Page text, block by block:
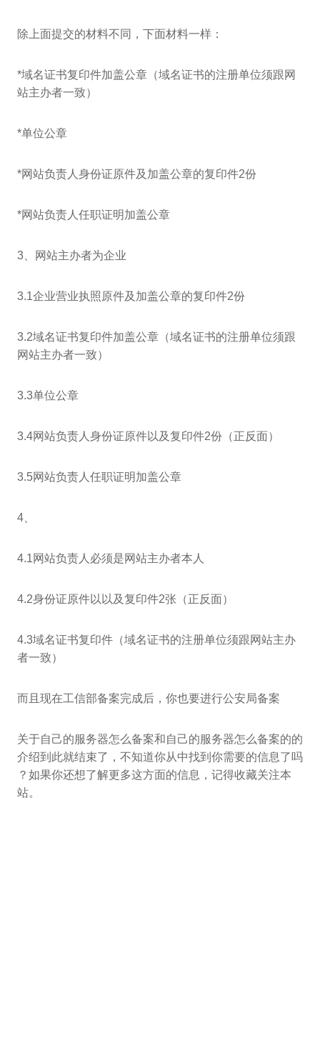
除上面提交的材料不同，下面材料一样：
*域名证书复印件加盖公章（域名证书的注册单位须跟网
站主办者一致）
*单位公章
*网站负责人身份证原件及加盖公章的复印件2份
*网站负责人任职证明加盖公章
3、网站主办者为企业
3.1企业营业执照原件及加盖公章的复印件2份
3.2域名证书复印件加盖公章（域名证书的注册单位须跟
网站主办者一致）
3.3单位公章
3.4网站负责人身份证原件以及复印件2份（正反面）
3.5网站负责人任职证明加盖公章
4、
4.1网站负责人必须是网站主办者本人
4.2身份证原件以以及复印件2张（正反面）
4.3域名证书复印件（域名证书的注册单位须跟网站主办
者一致）
而且现在工信部备案完成后，你也要进行公安局备案
关于自己的服务器怎么备案和自己的服务器怎么备案的的
介绍到此就结束了，不知道你从中找到你需要的信息了吗
？如果你还想了解更多这方面的信息，记得收藏关注本
站。